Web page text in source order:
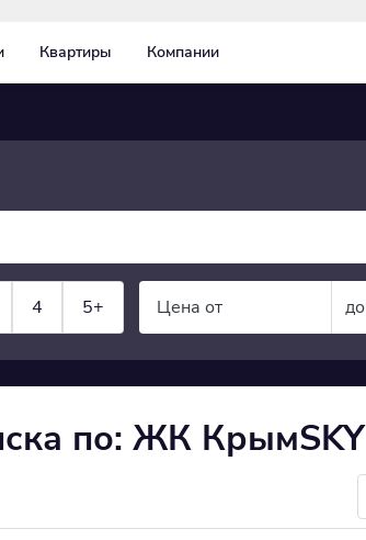
Квартиры Компании
4 5+ Цена от до
по: ЖК КрымSKY